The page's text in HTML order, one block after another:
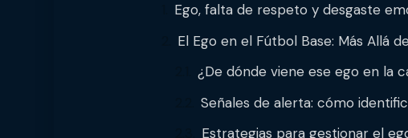
Ego, falta de respeto y desgaste
El Ego en el Fútbol Base: Más Allá
¿De dónde viene ese ego en la
Señales de alerta: cómo
Estrategias para gestionar el